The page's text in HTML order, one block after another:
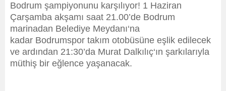
Bodrum şampiyonunu karşılıyor! 1 Haziran
Çarşamba akşamı saat 21.00’de Bodrum
marinadan Belediye Meydanı‘na
kadar Bodrumspor takım otobüsüne eşlik edilecek
ve ardından 21:30’da Murat Dalkılıç‘ın şarkılarıyla
müthiş bir eğlence yaşanacak.